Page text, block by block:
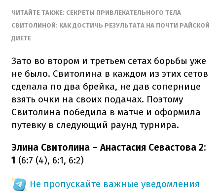
ЧИТАЙТЕ ТАКЖЕ: СЕКРЕТЫ ПРИВЛЕКАТЕЛЬНОГО ТЕЛА
СВИТОЛИНОЙ: КАК ДОСТИЧЬ РЕЗУЛЬТАТА НА ПОЧТИ РАЙСКОЙ
ДИЕТЕ
Зато во втором и третьем сетах борьбы уже
не было. Свитолина в каждом из этих сетов
сделала по два брейка, не дав сопернице
взять очки на своих подачах. Поэтому
Свитолина победила в матче и оформила
путевку в следующий раунд турнира.
Элина Свитолина – Анастасия Севастова 2:
1 (6:7 (4), 6:1, 6:2)
Не пропускайте важные уведомления